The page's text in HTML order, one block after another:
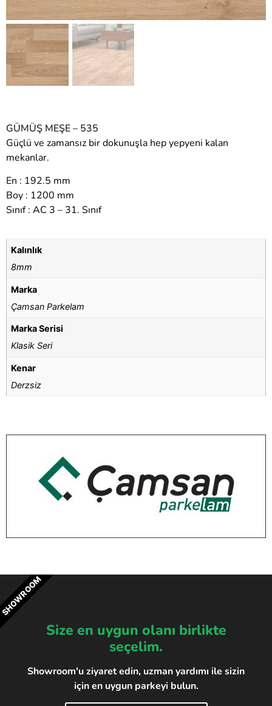
GÜMÜŞ MEŞE – 535
Güçlü ve zamansız bir dokunuşla hep yepyeni kalan
mekanlar.
En : 192.5 mm
Boy : 1200 mm
Sınıf : AC 3 – 31. Sınıf
Kalınlık
8mm
Marka
Çamsan Parkelam
Marka Serisi
Klasik Seri
Kenar
Derzsiz
Size en uygun olanı birlikte
seçelim.
Showroom'u ziyaret edin, uzman yardımı ile sizin
için en uygun parkeyi bulun.
SHOWROOM